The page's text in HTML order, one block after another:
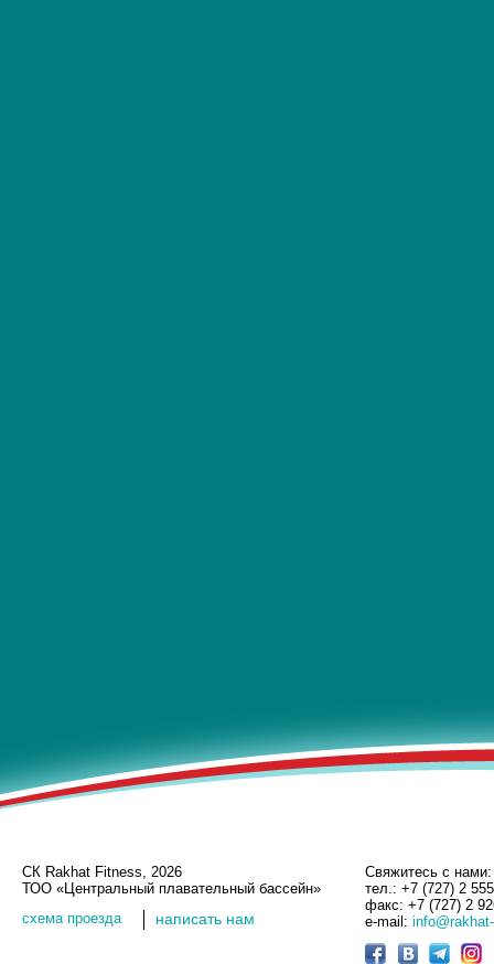
СК Rakhat Fitness, 2026
ТОО «Центральный плавательный бассейн»
cхема проезда
написать нам
Свяжитесь с нами:
тел.: +7 (727) 2
факс: +7 (727) 2
e-mail: